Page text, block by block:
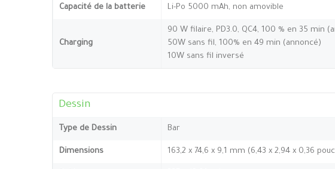
Capacité de la batterie Li-Po 5000 mAh, non amovible
Charging
90 W filaire, PD3.0, QC4, 100 % en 35 min
50W sans fil, 100% en 49 min (annoncé)
10W sans fil inversé
Dessin
Type de Dessin Bar
Dimensions 163,2 x 74,6 x 9,1 mm (6,43 x 2,94 x 0,36